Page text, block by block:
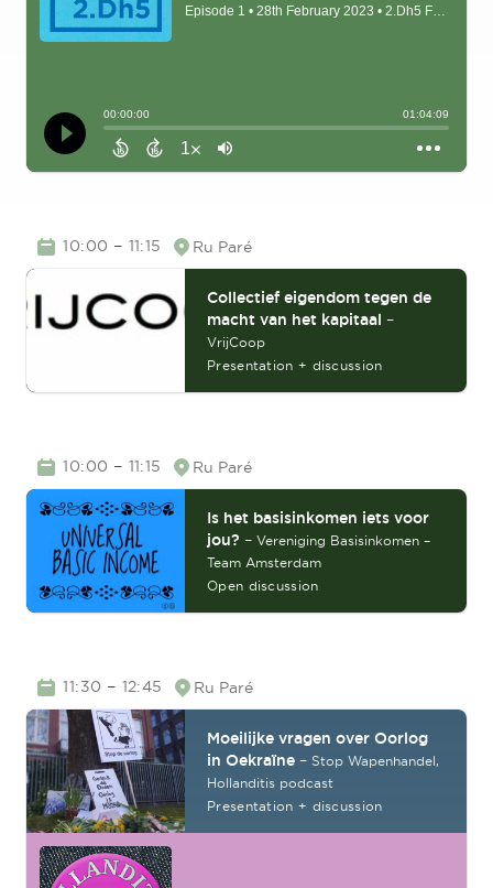
TIME10:00 – 11:15 Location
Ru Paré
Collectief eigendom tegen de
macht van het kapitaal –
VrijCoop
Presentation + discussion
TIME10:00 – 11:15 Location
Ru Paré
Is het basisinkomen iets voor
jou? – Vereniging Basisinkomen –
Team Amsterdam
Open discussion
TIME11:30 – 12:45 Location
Ru Paré
Moeilijke vragen over Oorlog
in Oekraïne – Stop Wapenhandel,
Hollanditis podcast
Presentation + discussion